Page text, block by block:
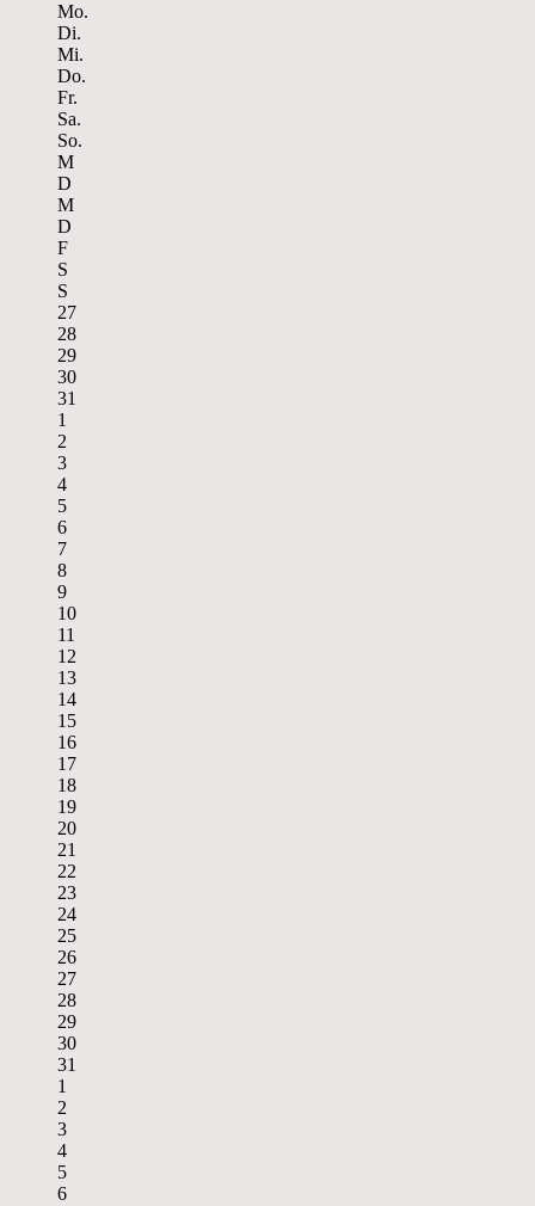
Mo.
Di.
Mi.
Do.
Fr.
Sa.
So.
M
D
M
D
F
S
S
27
28
29
30
31
1
2
3
4
5
6
7
8
9
10
11
12
13
14
15
16
17
18
19
20
21
22
23
24
25
26
27
28
29
30
31
1
2
3
4
5
6